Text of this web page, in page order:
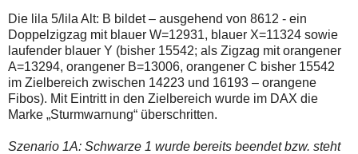
einem
späteren
Zeitpunkt
noch
einmal.
Sollte
das
Problem
weiterbestehen
ich
Die lila 5/lila Alt: B bildet – ausgehend von 8612 - ein
Doppelzigzag mit blauer W=12931, blauer X=11324 sowie
laufender blauer Y (bisher 15542; als Zigzag mit orangener
A=13294, orangener B=13006, orangener C bisher 15542
im Zielbereich zwischen 14223 und 16193 – orangene
Fibos). Mit Eintritt in den Zielbereich wurde im DAX die
Marke „Sturmwarnung“ überschritten.
Szenario 1A: Schwarze 1 wurde bereits beendet bzw. steht